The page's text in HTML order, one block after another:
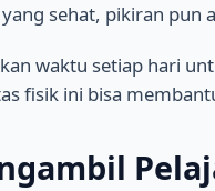
sehat, pikiran pun
waktu setiap hari
fisik ini bisa